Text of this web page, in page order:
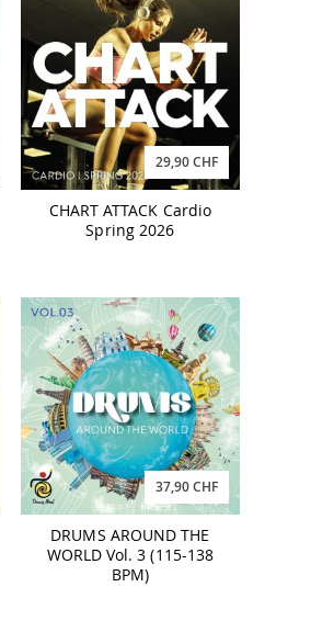
29,90 CHF
CHART ATTACK Cardio
Spring 2026
37,90 CHF
DRUMS AROUND THE
WORLD Vol. 3 (115-138
BPM)